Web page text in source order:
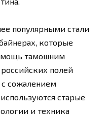
популярными стали
которые
тамошним
полей
сожалением
старые
и техника